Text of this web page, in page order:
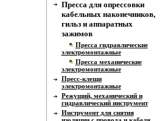
Пресса для опрессовки
кабельных наконечников,
гильз и аппаратных
зажимов
Пресса гидравлические
электромонтажные
Пресса механические
электромонтажные
Пресс-клещи
электромонтажные
Режущий, механический и
гидравлический инструмент
Инструмент для снятия